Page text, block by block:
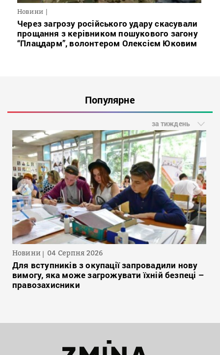
Новини
Через загрозу російського удару скасували
прощання з керівником пошукового загону
“Плацдарм”, волонтером Олексієм Юковим
Популярне
за тиждень
Новини 04 Серпня 2026
Для вступників з окупації запровадили нову
вимогу, яка може загрожувати їхній безпеці –
правозахисники